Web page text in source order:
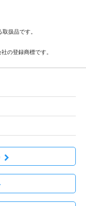
扱品です。
の登録商標です。